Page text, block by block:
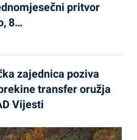
pritvor
8…
zajednica poziva
transfer oružja
Vijesti